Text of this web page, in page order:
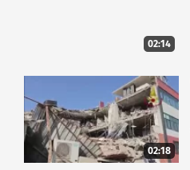
02:14
02:18